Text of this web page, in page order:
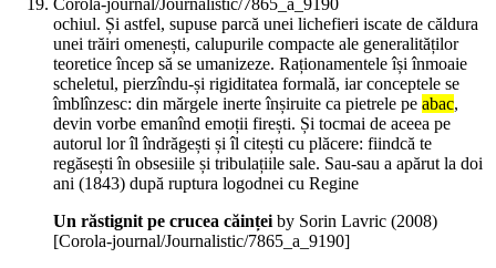
Corola-journal/Journalistic/7865_a_9190
ochiul. Și astfel, supuse parcă unei lichefieri iscate de căldura
unei trăiri omenești, calupurile compacte ale generalităților
teoretice încep să se umanizeze. Raționamentele își înmoaie
scheletul, pierzîndu-și rigiditatea formală, iar conceptele se
îmblînzesc: din mărgele inerte înșiruite ca pietrele pe abac,
devin vorbe emanînd emoții firești. Și tocmai de aceea pe
autorul lor îl îndrăgești și îl citești cu plăcere: fiindcă te
regăsești în obsesiile și tribulațiile sale. Sau-sau a apărut la doi
ani (1843) după ruptura logodnei cu Regine
Un răstignit pe crucea căințeiby Sorin Lavric (2008)
[Corola-journal/Journalistic/7865_a_9190]